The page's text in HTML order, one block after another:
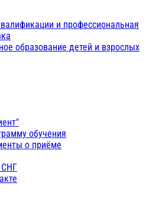
и профессиональная
образование детей и взрослых
обучения
о приёме